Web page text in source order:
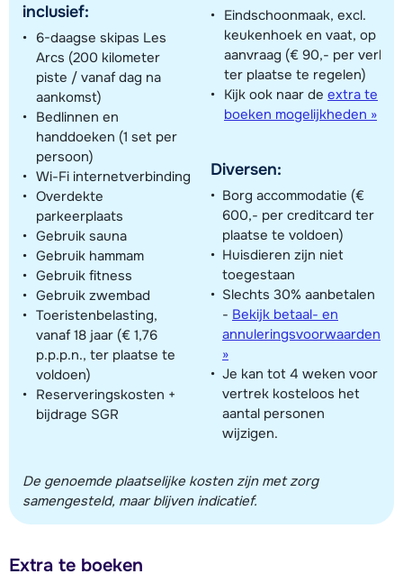
inclusief:
6-daagse skipas Les
Arcs (200 kilometer
piste / vanaf dag na
aankomst)
Bedlinnen en
handdoeken (1 set per
persoon)
Wi-Fi internetverbinding
Overdekte
parkeerplaats
Gebruik sauna
Gebruik hammam
Gebruik fitness
Gebruik zwembad
Toeristenbelasting,
vanaf 18 jaar (€ 1,76
p.p.p.n., ter plaatse te
voldoen)
Reserveringskosten +
bijdrage SGR
Eindschoonmaak, excl.
keukenhoek en vaat, op
aanvraag (€ 90,- per verblijf,
ter plaatse te regelen)
Kijk ook naar de extra te
boeken mogelijkheden »
Diversen:
Borg accommodatie (€
600,- per creditcard ter
plaatse te voldoen)
Huisdieren zijn niet
toegestaan
Slechts 30% aanbetalen
- Bekijk betaal- en
annuleringsvoorwaarden
»
Je kan tot 4 weken voor
vertrek kosteloos het
aantal personen
wijzigen.
De genoemde plaatselijke kosten zijn met zorg
samengesteld, maar blijven indicatief.
Extra te boeken